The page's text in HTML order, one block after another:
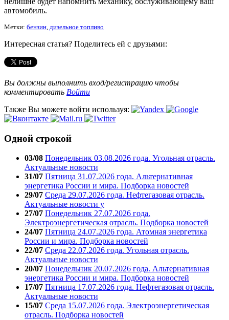
автомобиль.
Метки: бензин, дизельное топливо
Интересная статья? Поделитесь ей с друзьями:
Вы должны выполнить вход/регистрацию чтобы
комментировать Войти
Также Вы можете войти используя:
Одной строкой
03/08 Понедельник 03.08.2026 года. Угольная отрасль.
Актуальные новости
31/07 Пятница 31.07.2026 года. Альтернативная
энергетика России и мира. Подборка новостей
29/07 Среда 29.07.2026 года. Нефтегазовая отрасль.
Актуальные новости у
27/07 Понедельник 27.07.2026 года.
Электроэнергетическая отрасль. Подборка новостей
24/07 Пятница 24.07.2026 года. Атомная энергетика
России и мира. Подборка новостей
22/07 Среда 22.07.2026 года. Угольная отрасль.
Актуальные новости
20/07 Понедельник 20.07.2026 года. Альтернативная
энергетика России и мира. Подборка новостей
17/07 Пятница 17.07.2026 года. Нефтегазовая отрасль.
Актуальные новости
15/07 Среда 15.07.2026 года. Электроэнергетическая
отрасль. Подборка новостей